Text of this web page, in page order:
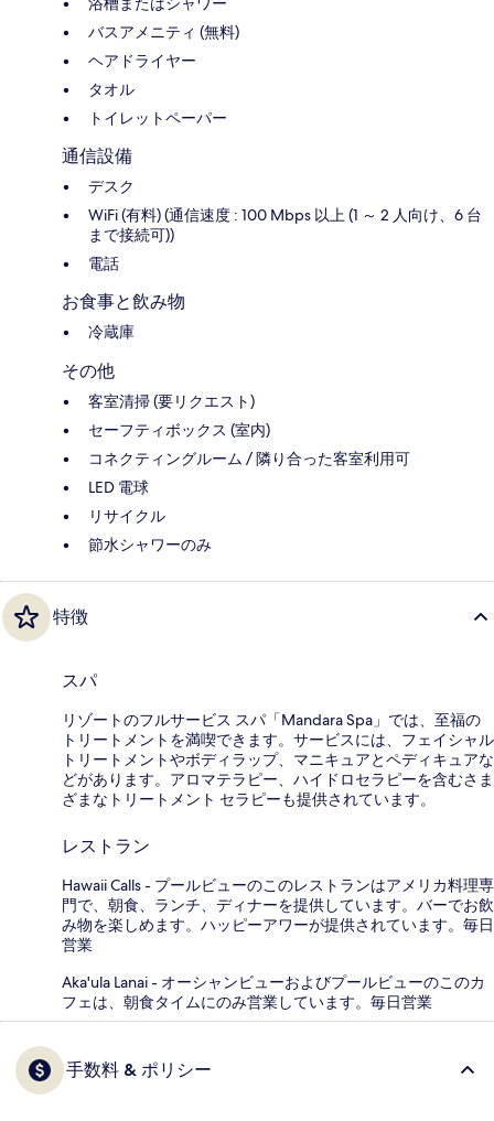
バスアメニティ (無料)
ヘアドライヤー
タオル
トイレットペーパー
通信設備
デスク
WiFi (有料) (通信速度 : 100 Mbps 以上 (1 ～ 2 人向け、6 台
まで接続可))
電話
お食事と飲み物
冷蔵庫
その他
客室清掃 (要リクエスト)
セーフティボックス (室内)
コネクティングルーム / 隣り合った客室利用可
LED 電球
リサイクル
節水シャワーのみ
特徴
スパ
リゾートのフルサービス スパ「Mandara Spa」では、至福の
トリートメントを満喫できます。サービスには、フェイシャル
トリートメントやボディラップ、マニキュアとペディキュアな
どがあります。アロマテラピー、ハイドロセラピーを含むさま
ざまなトリートメント セラピーも提供されています。
レストラン
Hawaii Calls - プールビューのこのレストランはアメリカ料理専
門で、朝食、ランチ、ディナーを提供しています。バーでお飲
み物を楽しめます。ハッピーアワーが提供されています。毎日
営業
Aka'ula Lanai - オーシャンビューおよびプールビューのこのカ
フェは、朝食タイムにのみ営業しています。毎日営業
手数料 & ポリシー